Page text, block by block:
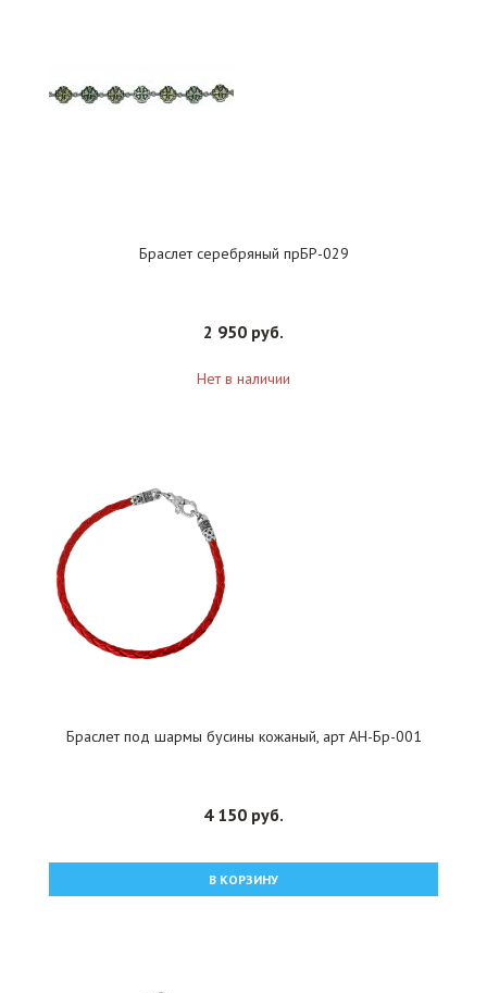
Браслет серебряный прБР-029
2 950 руб.
Нет в наличии
Браслет под шармы бусины кожаный, арт АН-Бр-001
4 150 руб.
В КОРЗИНУ